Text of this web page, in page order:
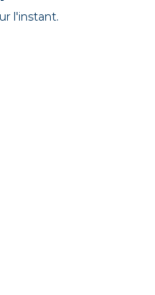
l'instant.